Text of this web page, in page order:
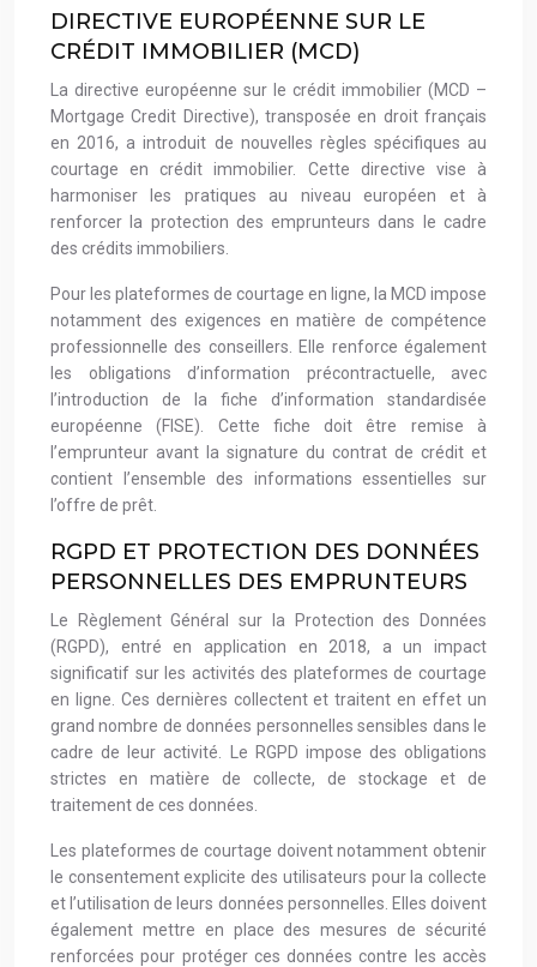
DIRECTIVE EUROPÉENNE SUR LE
CRÉDIT IMMOBILIER (MCD)
La directive européenne sur le crédit immobilier (MCD –
Mortgage Credit Directive), transposée en droit français
en 2016, a introduit de nouvelles règles spécifiques au
courtage en crédit immobilier. Cette directive vise à
harmoniser les pratiques au niveau européen et à
renforcer la protection des emprunteurs dans le cadre
des crédits immobiliers.
Pour les plateformes de courtage en ligne, la MCD impose
notamment des exigences en matière de compétence
professionnelle des conseillers. Elle renforce également
les obligations d’information précontractuelle, avec
l’introduction de la fiche d’information standardisée
européenne (FISE). Cette fiche doit être remise à
l’emprunteur avant la signature du contrat de crédit et
contient l’ensemble des informations essentielles sur
l’offre de prêt.
RGPD ET PROTECTION DES DONNÉES
PERSONNELLES DES EMPRUNTEURS
Le Règlement Général sur la Protection des Données
(RGPD), entré en application en 2018, a un impact
significatif sur les activités des plateformes de courtage
en ligne. Ces dernières collectent et traitent en effet un
grand nombre de données personnelles sensibles dans le
cadre de leur activité. Le RGPD impose des obligations
strictes en matière de collecte, de stockage et de
traitement de ces données.
Les plateformes de courtage doivent notamment obtenir
le consentement explicite des utilisateurs pour la collecte
et l’utilisation de leurs données personnelles. Elles doivent
également mettre en place des mesures de sécurité
renforcées pour protéger ces données contre les accès